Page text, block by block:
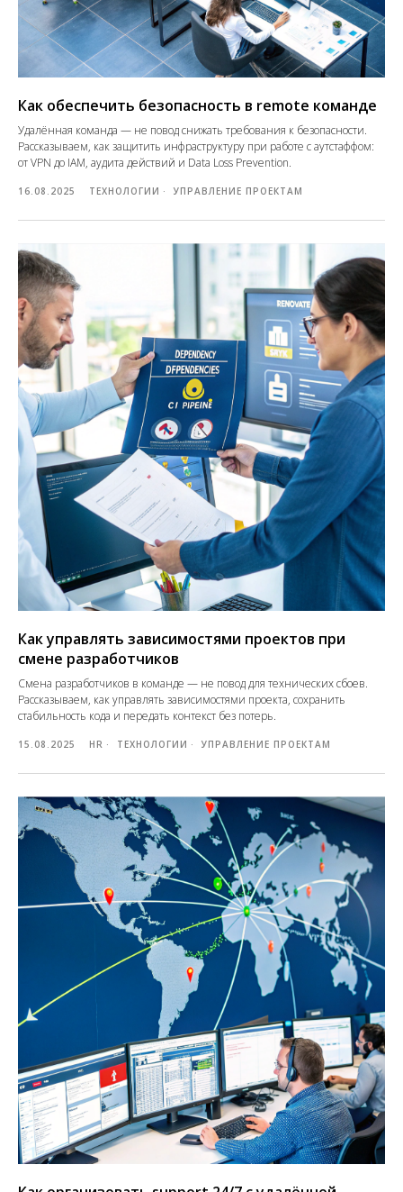
Как обеспечить безопасность в remote команде
Удалённая команда — не повод снижать требования к безопасности.
Рассказываем, как защитить инфраструктуру при работе с аутстаффом:
от VPN до IAM, аудита действий и Data Loss Prevention.
16.08.2025 ТЕХНОЛОГИИ УПРАВЛЕНИЕ ПРОЕКТАМ
Как управлять зависимостями проектов при
смене разработчиков
Смена разработчиков в команде — не повод для технических сбоев.
Рассказываем, как управлять зависимостями проекта, сохранить
стабильность кода и передать контекст без потерь.
15.08.2025 HR ТЕХНОЛОГИИ УПРАВЛЕНИЕ ПРОЕКТАМ